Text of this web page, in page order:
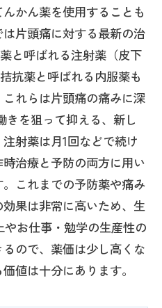
かん薬を使用することも
片頭痛に対する最新の治
と呼ばれる注射薬（皮下
抗薬と呼ばれる内服薬も
れらは片頭痛の痛みに深
きを狙って抑える、新し
射薬は月1回などで続け
治療と予防の両方に用い
これまでの予防薬や痛み
果は非常に高いため、生
お仕事・勉学の生産性の
ので、薬価は少し高くな
値は十分にあります。